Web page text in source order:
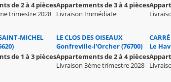
de 2 à 4 pièces
trimestre 2028
Appartements de 3 à 4 pièces
Livraison Immédiate
MICHEL
de 1 à 3 pièces
LE CLOS DES OISEAUX
Gonfreville-l'Orcher (76700)
Appartements de 2 à 4 pièces
Livraison 3ème trimestre 2028
Le